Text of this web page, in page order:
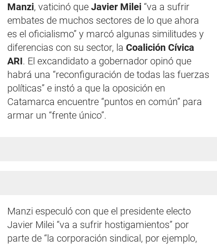
Manzi, vaticinó que Javier Milei “va a sufrir
embates de muchos sectores de lo que ahora
es el oficialismo” y marcó algunas similitudes y
diferencias con su sector, la Coalición Cívica
ARI. El excandidato a gobernador opinó que
habrá una “reconfiguración de todas las fuerzas
políticas” e instó a que la oposición en
Catamarca encuentre “puntos en común” para
armar un “frente único”.
Manzi especuló con que el presidente electo
Javier Milei “va a sufrir hostigamientos” por
parte de “la corporación sindical, por ejemplo,